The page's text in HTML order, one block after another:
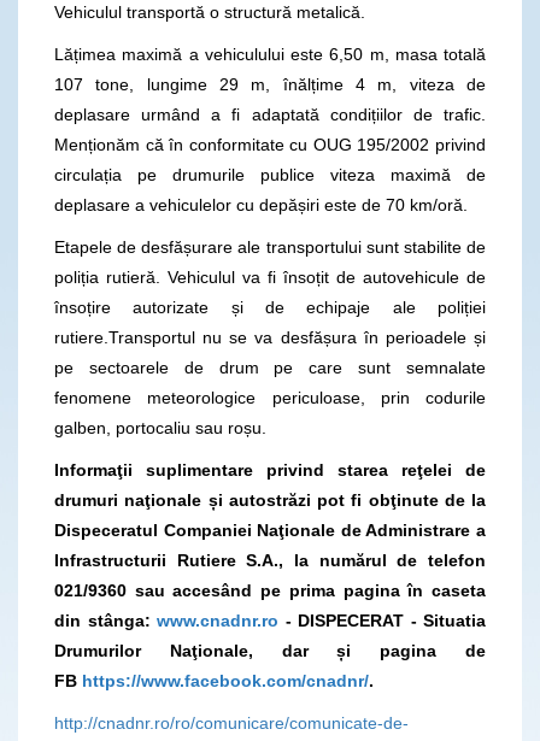
Vehiculul transportă o structură metalică.
Lățimea maximă a vehiculului este 6,50 m, masa totală
107 tone, lungime 29 m, înălțime 4 m, viteza de
deplasare urmând a fi adaptată condițiilor de trafic.
Menționăm că în conformitate cu OUG 195/2002 privind
circulația pe drumurile publice viteza maximă de
deplasare a vehiculelor cu depășiri este de 70 km/oră.
Etapele de desfășurare ale transportului sunt stabilite de
poliția rutieră. Vehiculul va fi însoțit de autovehicule de
însoțire autorizate și de echipaje ale poliției
rutiere.Transportul nu se va desfășura în perioadele și
pe sectoarele de drum pe care sunt semnalate
fenomene meteorologice periculoase, prin codurile
galben, portocaliu sau roșu.
Informaţii suplimentare privind starea reţelei de
drumuri naţionale și autostrăzi pot fi obţinute de la
Dispeceratul Companiei Naţionale de Administrare a
Infrastructurii Rutiere S.A., la numărul de telefon
021/9360 sau accesând pe prima pagina în caseta
din stânga: www.cnadnr.ro - DISPECERAT - Situatia
Drumurilor Naţionale, dar și pagina de
FB https://www.facebook.com/cnadnr/.
http://cnadnr.ro/ro/comunicare/comunicate-de-